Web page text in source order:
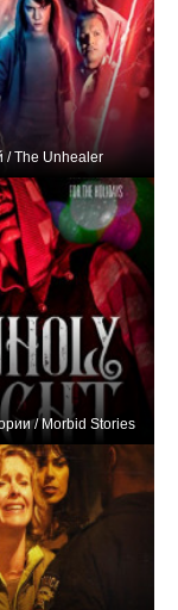
/ The Unhealer
/ Morbid Stories